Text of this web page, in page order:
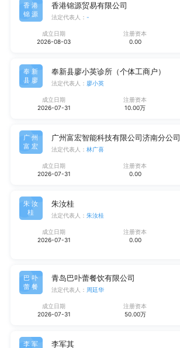
香港
锦源
香港锦源贸易有限公司
法定代表人： -
成立日期
2026-08-03
注册资本
0.00
奉新
县廖
奉新县廖小英诊所（个体工商户）
法定代表人： 廖小英
成立日期
2026-07-31
注册资本
10.00万
广州
富宏
广州富宏智能科技有限公司济南分公司
法定代表人： 林广喜
成立日期
2026-07-31
注册资本
0.00
朱汝
桂
朱汝桂
法定代表人： 朱汝桂
成立日期
2026-07-31
注册资本
0.00
巴卟
蕾餐
青岛巴卟蕾餐饮有限公司
法定代表人： 周廷华
成立日期
2026-07-31
注册资本
50.00万
李军
李军其